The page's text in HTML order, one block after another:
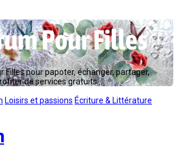
Filles pour papoter, échanger, partager,
de services gratuits...
Loisirs et passions Écriture & Littérature